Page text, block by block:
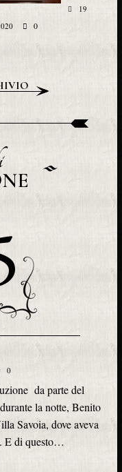
19
0
0
da parte del
la notte, Benito
Savoia, dove aveva
E di questo…